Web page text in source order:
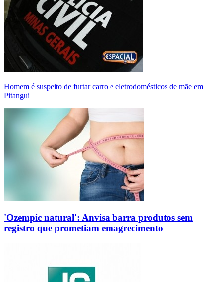
Homem é suspeito de furtar carro e eletrodomésticos de mãe em
Pitangui
'Ozempic natural': Anvisa barra produtos sem
registro que prometiam emagrecimento